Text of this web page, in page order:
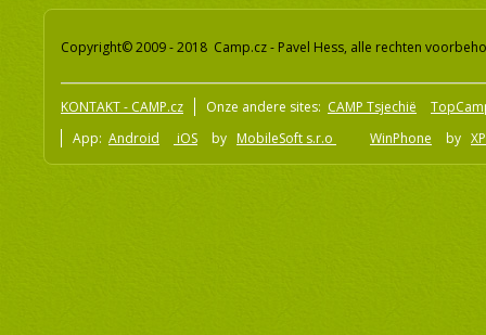
Copyright© 2009 - 2018 Camp.cz - Pavel Hess, alle rechten
KONTAKT - CAMP.cz Onze andere sites: CAMP Tsjechië
App: Android iOS by MobileSoft s.r.o WinPhone by